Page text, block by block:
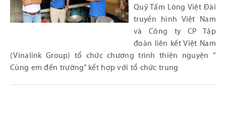
Quỹ Tấm Lòng Việt Đài
truyền hình Việt Nam
và Công ty CP Tập
đoàn liên kết Việt Nam
(Vinalink Group) tổ chức chương trình thiện nguyện ”
Cùng em đến trường” kết hợp với tổ chức trung